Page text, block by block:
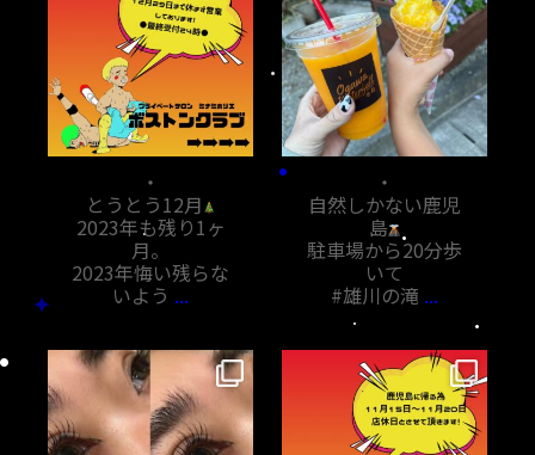
12月 1
・
とうとう12月
2023年も残り1ヶ
月。
2023年悔い残らな
いよう ...
11月 7
・
自然しかない鹿児
島
駐車場から20分歩
いて
#雄川の滝 ...
bostoncrab8810 bostoncrab8810